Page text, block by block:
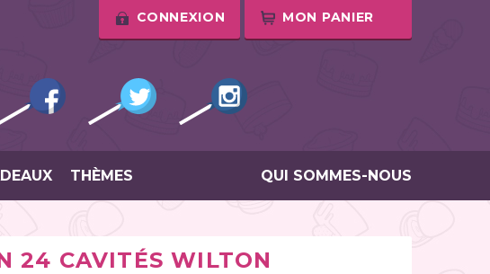
CONNEXION MON PANIER
THÈMES QUI SOMMES-NOUS
24 CAVITÉS WILTON